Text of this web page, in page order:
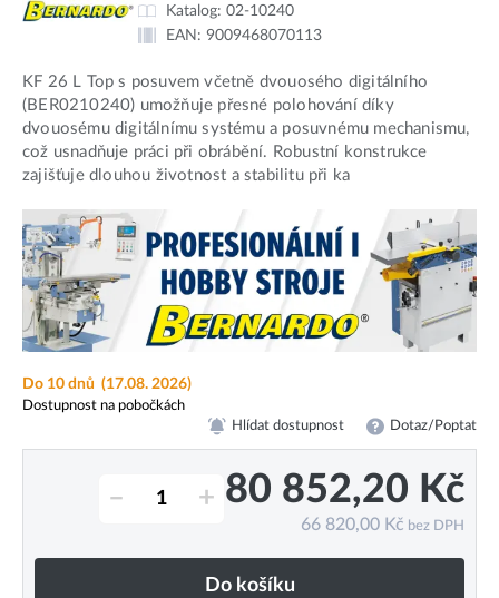
Katalog: 02-10240
EAN: 9009468070113
KF 26 L Top s posuvem včetně dvouosého digitálního
(BER0210240) umožňuje přesné polohování díky
dvouosému digitálnímu systému a posuvnému mechanismu,
což usnadňuje práci při obrábění. Robustní konstrukce
zajišťuje dlouhou životnost a stabilitu při ka
Do 10 dnů (17.08. 2026)
Dostupnost na pobočkách
Hlídat dostupnost Dotaz/Poptat
– + 80 852,20 Kč
66 820,00 Kč bez DPH
Do košíku